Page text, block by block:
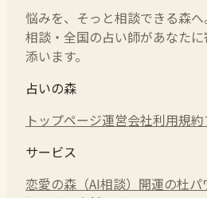
悩みを、そっと相談できる森へ
相談・全国の占い師があなたに
添います。
占いの森
トップページ運営会社利用規約
サービス
恋愛の森（AI相談） 開運の杜パ